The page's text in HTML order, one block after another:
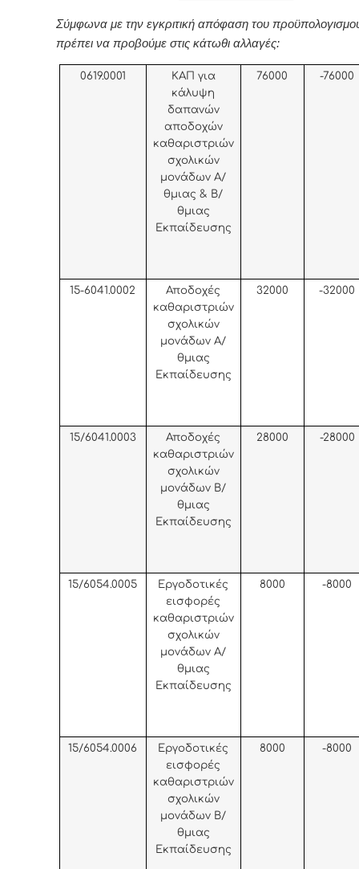
Σύμφωνα με την εγκριτική απόφαση του
πρέπει να προβούμε στις κάτωθι αλλαγές:
0619.0001
ΚΑΠ για
κάλυψη
δαπανών
αποδοχών
καθαριστριών
σχολικών
μονάδων Α/
θμιας & Β/
θμιας
Εκπαίδευσης
76000 -76000
15-6041.0002
Αποδοχές
καθαριστριών
σχολικών
μονάδων Α/
θμιας
Εκπαίδευσης
32000 -32000
15/6041.0003
Αποδοχές
καθαριστριών
σχολικών
μονάδων Β/
θμιας
Εκπαίδευσης
28000 -28000
15/6054.0005
Εργοδοτικές
εισφορές
καθαριστριών
σχολικών
μονάδων Α/
θμιας
Εκπαίδευσης
8000 -8000
15/6054.0006
Εργοδοτικές
εισφορές
καθαριστριών
σχολικών
μονάδων Β/
θμιας
Εκπαίδευσης
8000 -8000